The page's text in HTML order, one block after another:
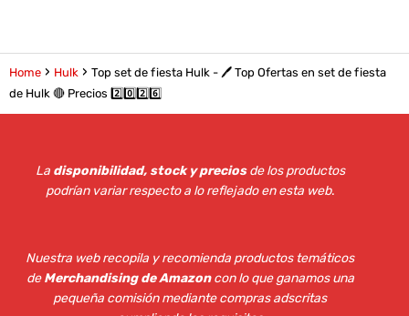
Home Hulk
Top set de fiesta Hulk - 🖊️ Top Ofertas en set de fiesta
de Hulk 🔴 Precios 2️⃣0️⃣2️⃣6️⃣
La disponibilidad, stock y preciosde los productos
podrían variar respecto a lo reflejado en esta web.
Nuestra web recopila y recomienda productos temáticos
deMerchandising de Amazoncon lo que ganamos una
pequeña comisión mediante compras adscritas